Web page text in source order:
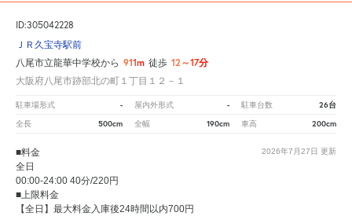
ID:305042228
ＪＲ久宝寺駅前
八尾市立龍華中学校から 911m 徒歩 12～17分
大阪府八尾市跡部北の町１丁目１２－１
駐車場形式 - 屋内外形式 - 駐車台数 26台
全長 500cm 全幅 190cm 車高 200cm
2026年7月27日 更新
■料金
全日
00:00-24:00 40分/220円
■上限料金
【全日】最大料金入庫後24時間以内700円